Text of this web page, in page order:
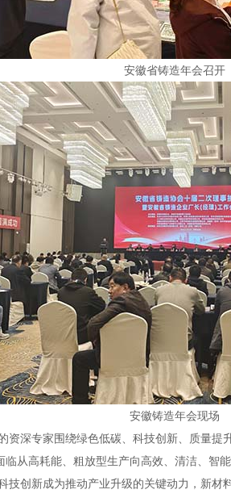
安徽省铸造年会召开
安徽铸造年会现场
资深专家围绕绿色低碳、科技创新、质量
临从高耗能、粗放型生产向高效、清洁、智
技创新成为推动产业升级的关键动力，新